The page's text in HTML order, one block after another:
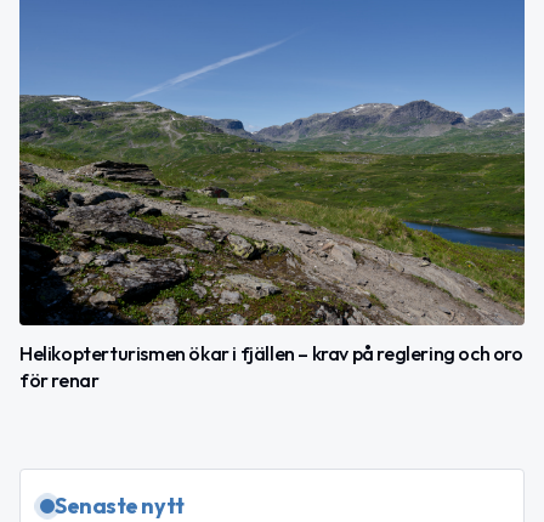
Helikopterturismen ökar i fjällen – krav på reglering och oro
för renar
Senaste nytt